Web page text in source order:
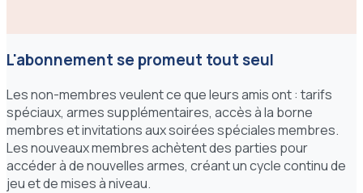
L'abonnement se promeut tout seul
Les non-membres veulent ce que leurs amis ont : tarifs
spéciaux, armes supplémentaires, accès à la borne
membres et invitations aux soirées spéciales membres.
Les nouveaux membres achètent des parties pour
accéder à de nouvelles armes, créant un cycle continu de
jeu et de mises à niveau.